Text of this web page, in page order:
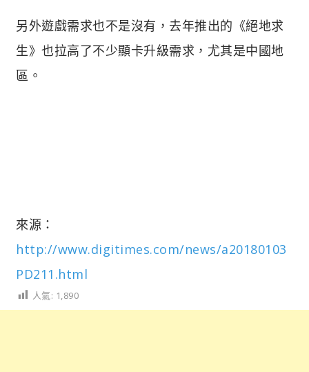
另外遊戲需求也不是沒有，去年推出的《絕地求
生》也拉高了不少顯卡升級需求，尤其是中國地
區。
來源：
http://www.digitimes.com/news/a20180103
PD211.html
人氣: 1,890